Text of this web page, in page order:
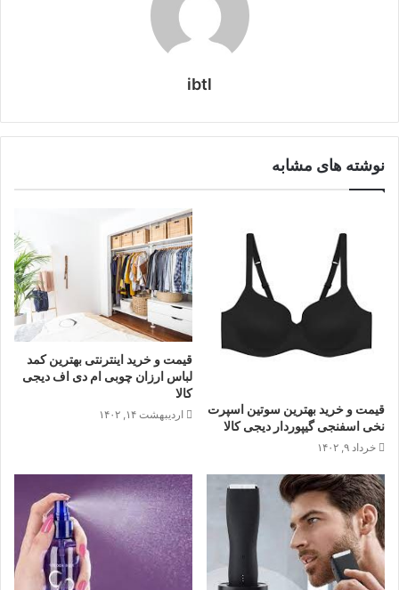
ibtl
نوشته های مشابه
قیمت و خرید بهترین سوتین اسپرت
نخی اسفنجی گیپوردار دیجی کالا
خرداد ۹, ۱۴۰۲
قیمت و خرید اینترنتی بهترین کمد
لباس ارزان چوبی ام دی اف دیجی
کالا
اردیبهشت ۱۴, ۱۴۰۲